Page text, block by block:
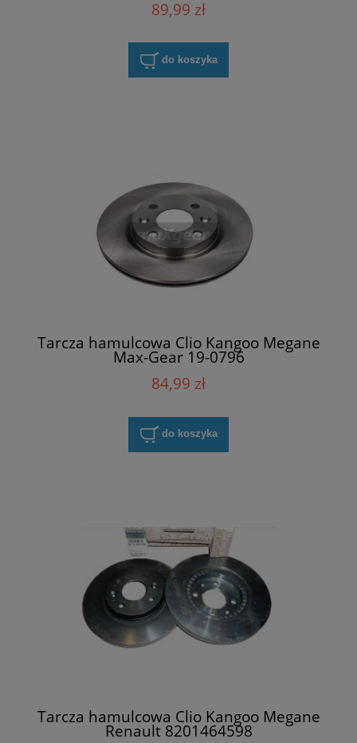
89,99 zł
do koszyka
Tarcza hamulcowa Clio Kangoo Megane
Max-Gear 19-0796
84,99 zł
do koszyka
Tarcza hamulcowa Clio Kangoo Megane
Renault 8201464598